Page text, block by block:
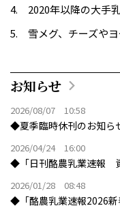
2020年以降の大手
雪メグ、チーズや
お知らせ
2026/08/07 10:58
◆夏季臨時休刊のお知ら
2026/04/24 16:00
◆「日刊酪農乳業速報
2026/01/28 08:48
◆「酪農乳業速報2026新